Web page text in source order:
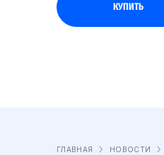
КУПИТЬ
ГЛАВНАЯ НОВОСТИ